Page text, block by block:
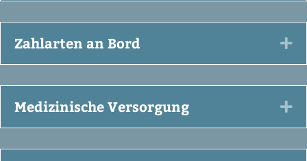
Zahlarten an Bord
Medizinische Versorgung